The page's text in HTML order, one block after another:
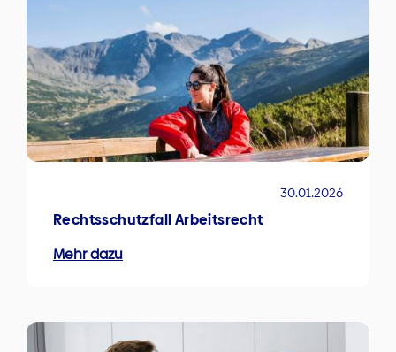
30.01.2026
Rechtsschutzfall Arbeitsrecht
Mehr dazu